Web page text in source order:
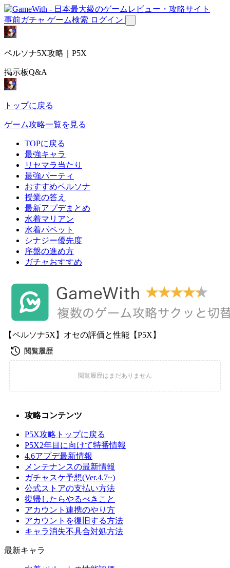
事前ガチャ ゲーム検索 ログイン
ペルソナ5X攻略｜P5X
掲示板Q&A
トップに戻る
ゲーム攻略一覧を見る
TOPに戻る
最強キャラ
リセマラ当たり
最強パーティ
おすすめペルソナ
授業の答え
最新アプデまとめ
水着マリアン
水着パペット
シナジー優先度
序盤の進め方
ガチャおすすめ
【ペルソナ5X】オセの評価と性能【P5X】
攻略コンテンツ
P5X攻略トップに戻る
P5X2年目に向けて特番情報
4.6アプデ最新情報
メンテナンスの最新情報
ガチャスケ予想(Ver.4.7~)
公式ストアの支払い方法
復帰したらやるべきこと
アカウント連携のやり方
アカウントを復旧する方法
キャラ消失不具合対処方法
最新キャラ